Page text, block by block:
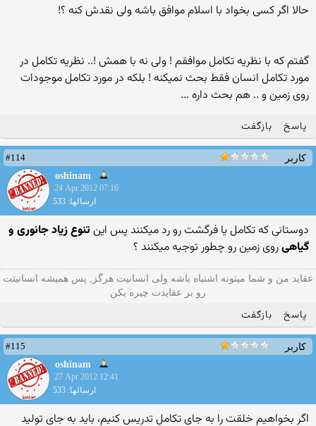
حالا اگر کسی بخواد با اسلام موافق باشه ولی نقدش کنه ؟!
گفتم که با نظریه تکامل موافقم ! ولی نه با همش !.. نظریه تکامل در
مورد تکامل انسان فقط بحث نمیکنه ! بلکه در مورد تکامل موجودات
روی زمین و .. هم بحث داره ...
پاسخ بازگفت
کاربر
#114
oshinam
24 Apr 2012 07:16
ارسالها: 533
دوستانی که تکامل یا فرگشت رو رد میکنند پس این تنوع زیاد جانوری و
گیاهیروی زمین رو چطور توجیه میکنند ؟
عقاید من و شما میتونه اشتباه باشه ولی انسانیت هرگز, پس همیشه انسانیتت
رو بر عقایدت چیره بکن
پاسخ بازگفت
کاربر
#115
oshinam
27 Apr 2012 12:41
ارسالها: 533
‫اگر بخواهيم خلقت را به جای تكامل تدريس کنيم، باید به جای توليد